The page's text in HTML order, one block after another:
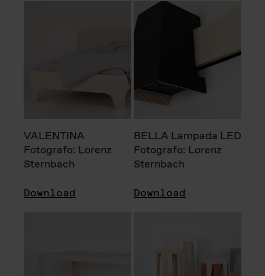
VALENTINA
Fotografo: Lorenz
Sternbach
Download
BELLA Lampada LED
Fotografo: Lorenz
Sternbach
Download